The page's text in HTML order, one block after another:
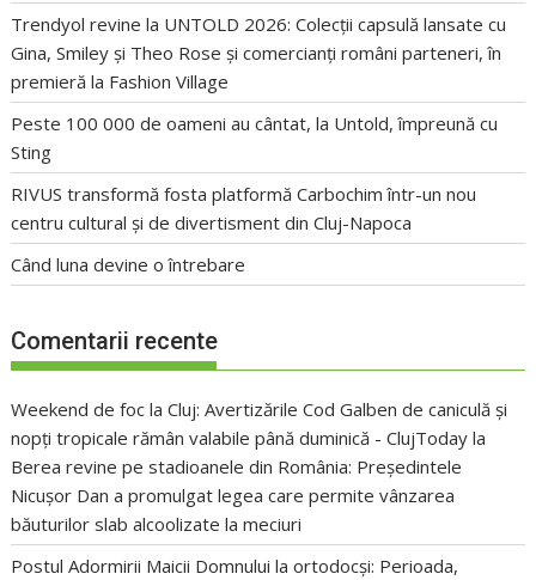
Trendyol revine la UNTOLD 2026: Colecții capsulă lansate cu
Gina, Smiley și Theo Rose și comercianți români parteneri, în
premieră la Fashion Village
Peste 100 000 de oameni au cântat, la Untold, împreună cu
Sting
RIVUS transformă fosta platformă Carbochim într-un nou
centru cultural și de divertisment din Cluj-Napoca
Când luna devine o întrebare
Comentarii recente
Weekend de foc la Cluj: Avertizările Cod Galben de caniculă și
nopți tropicale rămân valabile până duminică - ClujToday la
Berea revine pe stadioanele din România: Președintele
Nicușor Dan a promulgat legea care permite vânzarea
băuturilor slab alcoolizate la meciuri
Postul Adormirii Maicii Domnului la ortodocși: Perioada,